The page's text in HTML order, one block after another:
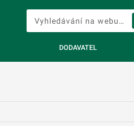
DODAVATEL